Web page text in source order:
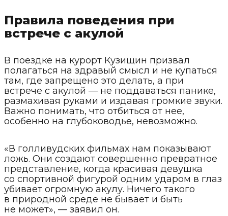
Правила поведения при
встрече с акулой
В поездке на курорт Кузищин призвал
полагаться на здравый смысл и не купаться
там, где запрещено это делать, а при
встрече с акулой — не поддаваться панике,
размахивая руками и издавая громкие звуки.
Важно понимать, что отбиться от нее,
особенно на глубоководье, невозможно.
«В голливудских фильмах нам показывают
ложь. Они создают совершенно превратное
представление, когда красивая девушка
со спортивной фигурой одним ударом в глаз
убивает огромную акулу. Ничего такого
в природной среде не бывает и быть
не может», — заявил он.